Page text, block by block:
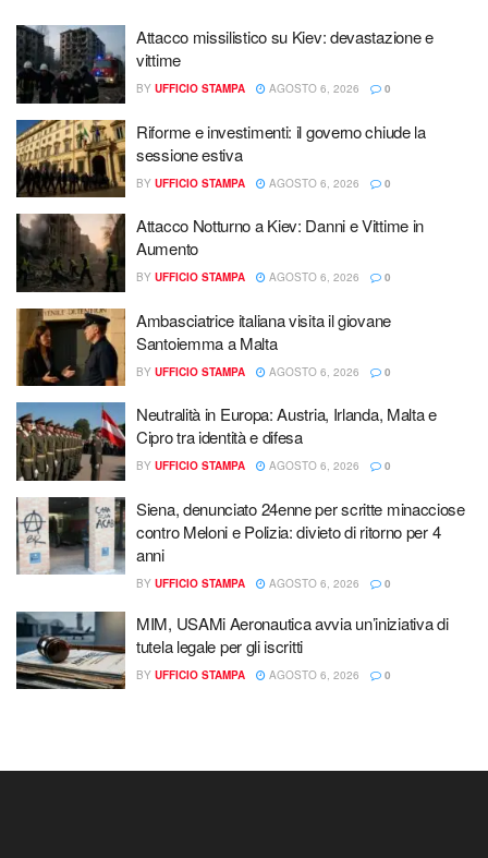
Attacco missilistico su Kiev: devastazione e
vittime
BY UFFICIO STAMPA AGOSTO 6, 2026 0
Riforme e investimenti: il governo chiude la
sessione estiva
BY UFFICIO STAMPA AGOSTO 6, 2026 0
Attacco Notturno a Kiev: Danni e Vittime in
Aumento
BY UFFICIO STAMPA AGOSTO 6, 2026 0
Ambasciatrice italiana visita il giovane
Santoiemma a Malta
BY UFFICIO STAMPA AGOSTO 6, 2026 0
Neutralità in Europa: Austria, Irlanda, Malta e
Cipro tra identità e difesa
BY UFFICIO STAMPA AGOSTO 6, 2026 0
Siena, denunciato 24enne per scritte minacciose
contro Meloni e Polizia: divieto di ritorno per 4
anni
BY UFFICIO STAMPA AGOSTO 6, 2026 0
MIM, USAMi Aeronautica avvia un’iniziativa di
tutela legale per gli iscritti
BY UFFICIO STAMPA AGOSTO 6, 2026 0